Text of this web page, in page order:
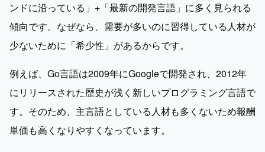
ンドに沿っている」+「最新の開発言語」に多く見られる
傾向です。なぜなら、需要が多いのに習得している人材が
少ないために「希少性」があるからです。
例えば、Go言語は2009年にGoogleで開発され、2012年
にリリースされた歴史が浅く新しいプログラミング言語で
す。そのため、主言語としている人材も多くないため報酬
単価も高くなりやすくなっています。